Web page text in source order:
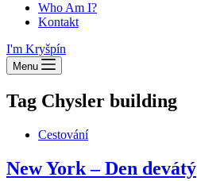
Who Am I?
Kontakt
I'm Kryšpín
Menu
Tag Chysler building
Cestování
New York – Den devátý